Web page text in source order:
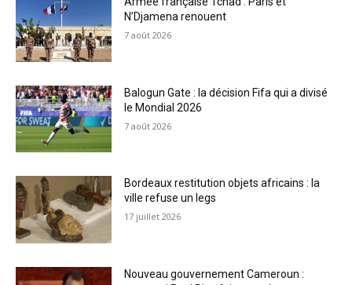
N’Djamena renouent
7 août 2026
Balogun Gate : la décision Fifa qui a divisé
le Mondial 2026
7 août 2026
Bordeaux restitution objets africains : la
ville refuse un legs
17 juillet 2026
Nouveau gouvernement Cameroun :